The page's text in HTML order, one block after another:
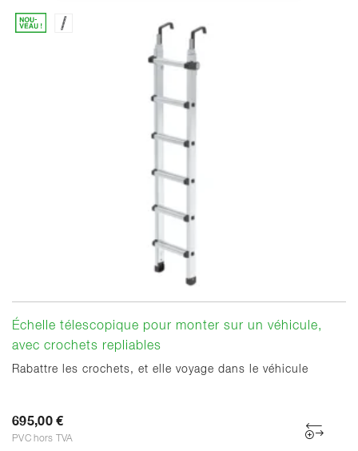
Échelle télescopique pour monter sur un véhicule,
avec crochets repliables
Rabattre les crochets, et elle voyage dans le véhicule
695,00 €
PVC hors TVA